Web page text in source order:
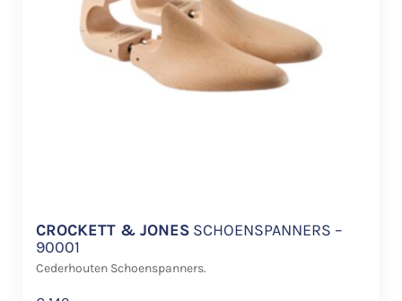
CROCKETT & JONES SCHOENSPANNERS –
90001
Cederhouten Schoenspanners.